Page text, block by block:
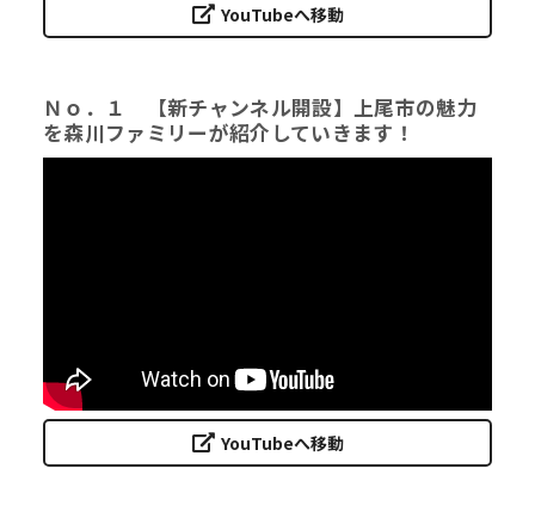
YouTubeへ移動
Ｎｏ．１ 【新チャンネル開設】上尾市の魅力
を森川ファミリーが紹介していきます！
YouTubeへ移動